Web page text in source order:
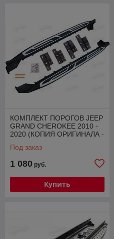
КОМПЛЕКТ ПОРОГОВ JEEP
GRAND CHEROKEE 2010 -
2020 (КОПИЯ ОРИГИНАЛА -
Под заказ
1 080 руб.
Купить